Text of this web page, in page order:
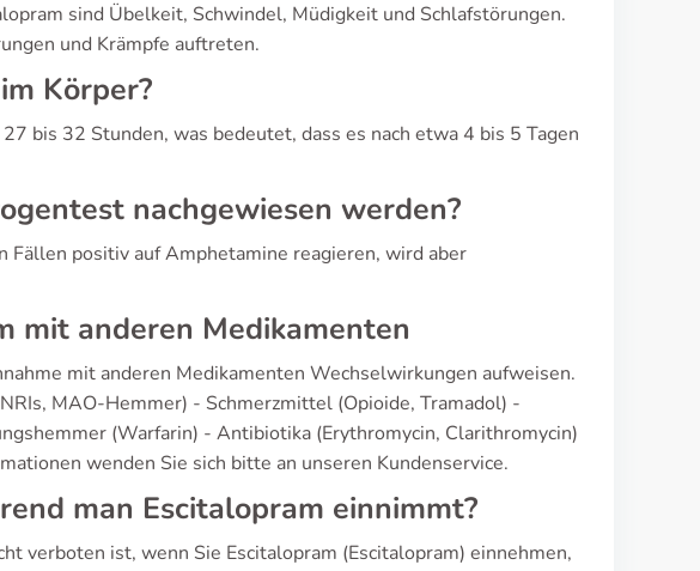
sind Übelkeit, Schwindel, Müdigkeit und Schlafstörungen.
und Krämpfe auftreten.
Körper?
bis 32 Stunden, was bedeutet, dass es nach etwa 4 bis 5 Tagen
nachgewiesen werden?
Fällen positiv auf Amphetamine reagieren, wird aber
mit anderen Medikamenten
mit anderen Medikamenten Wechselwirkungen aufweisen.
MAO-Hemmer) - Schmerzmittel (Opioide, Tramadol) -
(Warfarin) - Antibiotika (Erythromycin, Clarithromycin)
wenden Sie sich bitte an unseren Kundenservice.
man Escitalopram einnimmt?
verboten ist, wenn Sie Escitalopram (Escitalopram) einnehmen,